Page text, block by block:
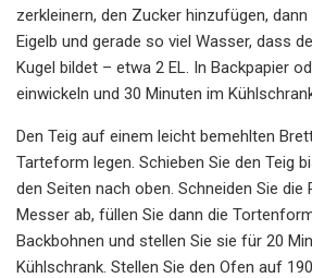
zerkleinern, den Zucker hinzufügen,
Eigelb und gerade so viel Wasser, dass
Kugel bildet – etwa 2 EL. In Backpapier
einwickeln und 30 Minuten im
Den Teig auf einem leicht bemehlten
Tarteform legen. Schieben Sie den Teig
den Seiten nach oben. Schneiden Sie die
Messer ab, füllen Sie dann die
Backbohnen und stellen Sie sie für 20
Kühlschrank. Stellen Sie den Ofen auf